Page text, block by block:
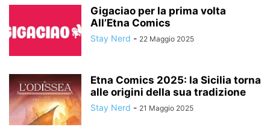
Gigaciao per la prima volta
All’Etna Comics
Stay Nerd - 22 Maggio 2025
Etna Comics 2025: la Sicilia torna
alle origini della sua tradizione
Stay Nerd - 21 Maggio 2025